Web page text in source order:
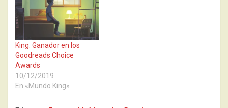
King: Ganador en los
Goodreads Choice
Awards
10/12/2019
En «Mundo King»